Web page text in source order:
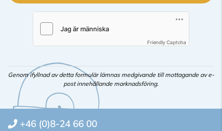
Friendly Captcha
Genom ifyllnad av detta formulär lämnas medgivande till mottagande av e-
post innehållande marknadsföring.
+46 (0)8-24 66 00